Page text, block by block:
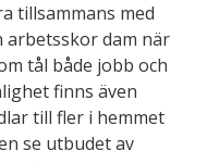
tillsammans med
arbetsskor dam när
tål både jobb och
finns även
till fler i hemmet
se utbudet av